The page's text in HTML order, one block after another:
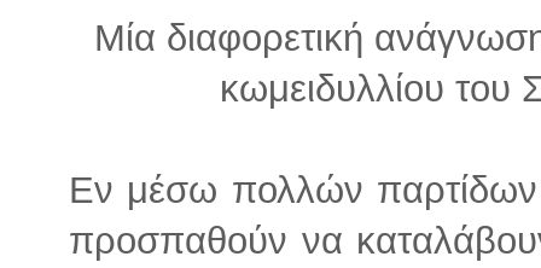
Μία διαφορετική
κωμειδυλλίου του
Εν μέσω πολλών παρτίδων
προσπαθούν να